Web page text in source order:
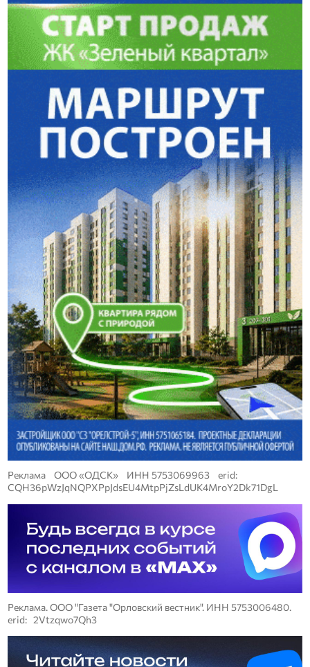
Реклама ООО «ОДСК» ИНН 5753069963 erid:
CQH36pWzJqNQPXPpJdsEU4MtpPjZsLdUK4MroY2Dk71DgL
Реклама. ООО "Газета "Орловский вестник". ИНН 5753006480.
erid: 2Vtzqwo7Qh3